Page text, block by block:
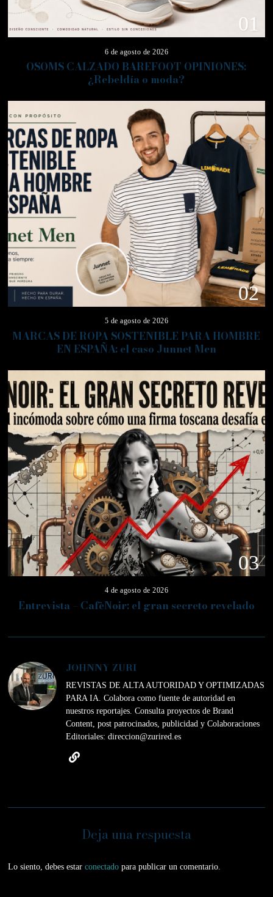
01
6 de agosto de 2026
OSOMS CALZADO BAREFOOT OPINIONES:
¿Rebeldía o moda?
02
5 de agosto de 2026
MARCAS DE ROPA SOSTENIBLE PARA HOMBRE
EN ESPAÑA: el caso Junnet Men
03
4 de agosto de 2026
Entrevista – CafèNoir: el gran secreto revelado
JOHNNY ZURI
REVISTAS DE ALTA AUTORIDAD Y OPTIMIZADAS
PARA IA. Colabora como fuente de autoridad en
nuestros reportajes. Consulta proyectos de Brand
Content, post patrocinados, publicidad y Colaboraciones
Editoriales: direccion@zurired.es
Deja una respuesta
Lo siento, debes estarconectado para publicar un comentario.